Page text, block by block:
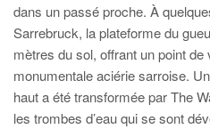
dans un passé proche. À
Sarrebruck, la plateforme du
mètres du sol, offrant un point
monumentale aciérie sarroise.
haut a été transformée par The
les trombes d’eau qui se sont